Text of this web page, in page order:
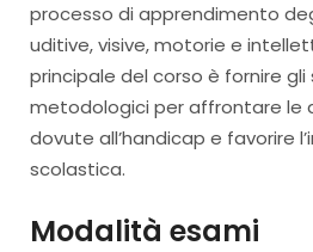
processo di apprendimento
uditive, visive, motorie e
principale del corso è fornire
metodologici per affrontare le
dovute all’handicap e favorire
scolastica.
Modalità esami